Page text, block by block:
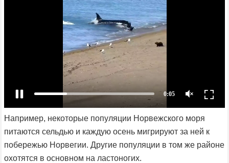
Например, некоторые популяции Норвежского моря
питаются сельдью и каждую осень мигрируют за ней к
побережью Норвегии. Другие популяции в том же районе
охотятся в основном на ластоногих.